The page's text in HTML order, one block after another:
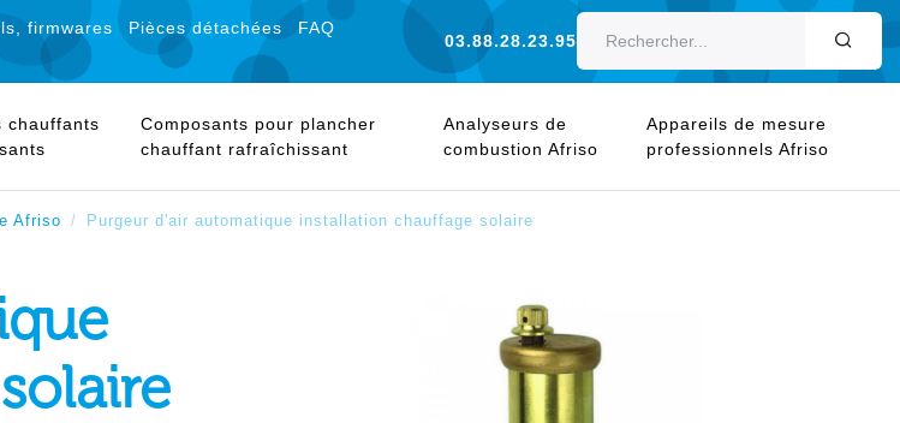
firmwares Pièces détachées
FAQ
03.88.28.23.95
chauffants
Composants pour plancher
chauffant rafraîchissant
Analyseurs de
combustion Afriso
Appareils de mesure
professionnels Afriso
Afriso Purgeur d'air automatique installation chauffage solaire